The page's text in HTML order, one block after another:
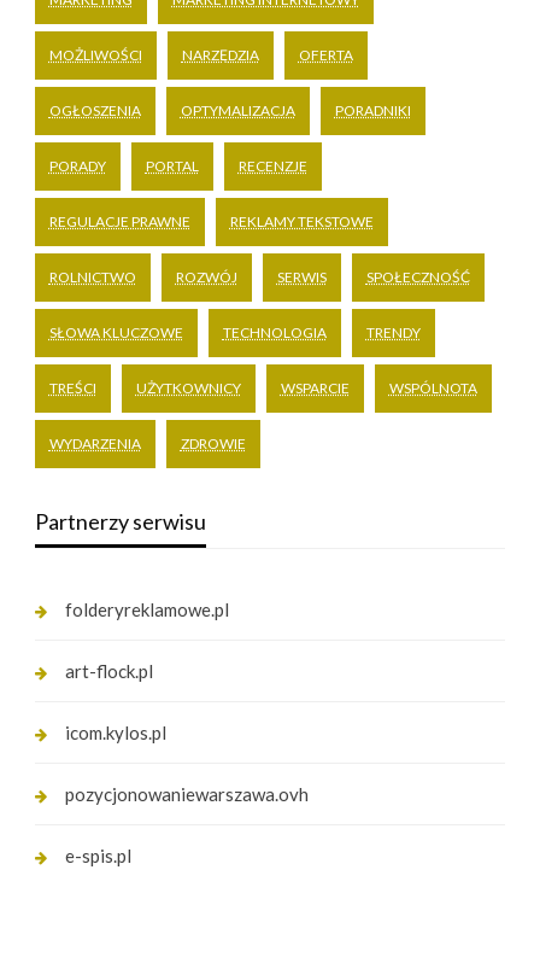
MOŻLIWOŚCI NARZĘDZIA OFERTA
OGŁOSZENIA OPTYMALIZACJA PORADNIKI
PORADY PORTAL RECENZJE
REGULACJE PRAWNE REKLAMY TEKSTOWE
ROLNICTWO ROZWÓJ SERWIS SPOŁECZNOŚĆ
SŁOWA KLUCZOWE TECHNOLOGIA TRENDY
TREŚCI UŻYTKOWNICY WSPARCIE WSPÓLNOTA
WYDARZENIA ZDROWIE
Partnerzy serwisu
folderyreklamowe.pl
art-flock.pl
icom.kylos.pl
pozycjonowaniewarszawa.ovh
e-spis.pl